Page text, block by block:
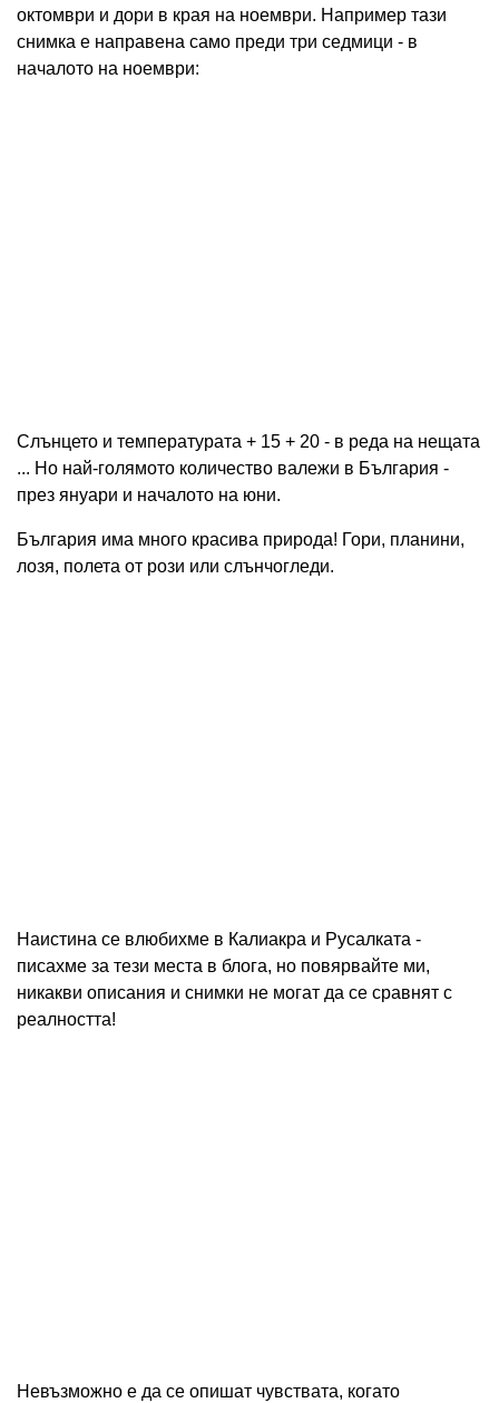
октомври и дори в края на ноември. Например тази
снимка е направена само преди три седмици - в
началото на ноември:
Слънцето и температурата + 15 + 20 - в реда на нещата
... Но най-голямото количество валежи в България -
през януари и началото на юни.
България има много красива природа! Гори, планини,
лозя, полета от рози или слънчогледи.
Наистина се влюбихме в Калиакра и Русалката -
писахме за тези места в блога, но повярвайте ми,
никакви описания и снимки не могат да се сравнят с
реалността!
Невъзможно е да се опишат чувствата, когато